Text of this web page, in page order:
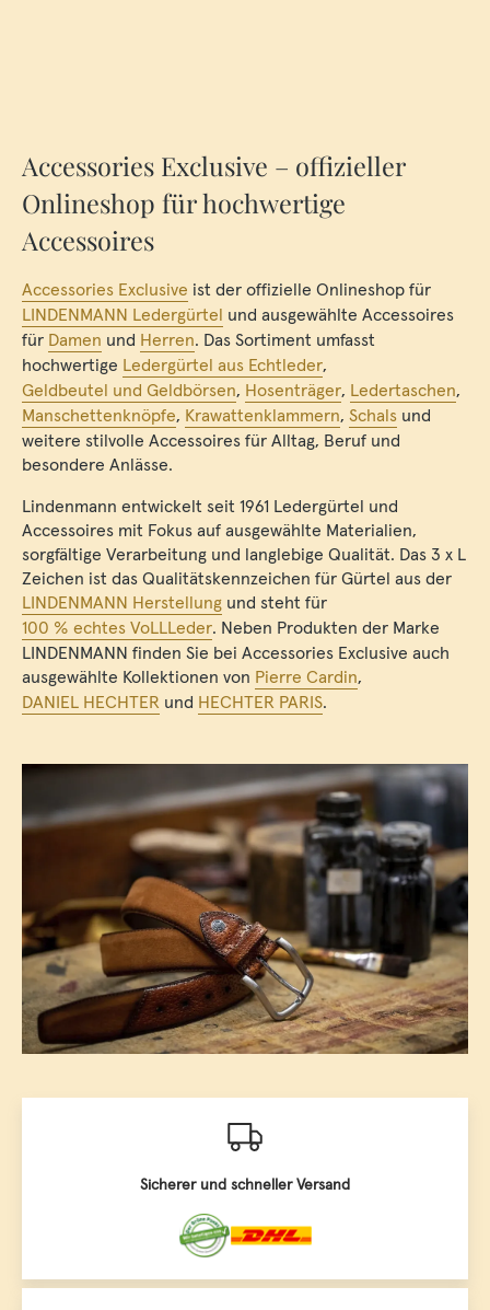
Accessories Exclusive – offizieller
Onlineshop für hochwertige
Accessoires
Accessories Exclusive ist der offizielle Onlineshop für
LINDENMANN Ledergürtel und ausgewählte Accessoires
für Damen und Herren. Das Sortiment umfasst
hochwertige Ledergürtel aus Echtleder,
Geldbeutel und Geldbörsen, Hosenträger, Ledertaschen,
Manschettenknöpfe, Krawattenklammern, Schals und
weitere stilvolle Accessoires für Alltag, Beruf und
besondere Anlässe.
Lindenmann entwickelt seit 1961 Ledergürtel und
Accessoires mit Fokus auf ausgewählte Materialien,
sorgfältige Verarbeitung und langlebige Qualität. Das 3 x L
Zeichen ist das Qualitätskennzeichen für Gürtel aus der
LINDENMANN Herstellung und steht für
100 % echtes VoLLLeder. Neben Produkten der Marke
LINDENMANN finden Sie bei Accessories Exclusive auch
ausgewählte Kollektionen von Pierre Cardin,
DANIEL HECHTER und HECHTER PARIS.
Sicherer und schneller Versand